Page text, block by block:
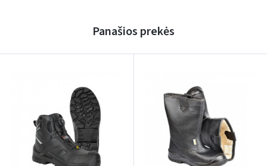
Panašios prekės